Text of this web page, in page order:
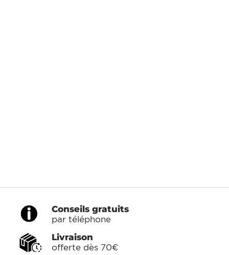
Conseils gratuits
par téléphone
Livraison
offerte dès 70€